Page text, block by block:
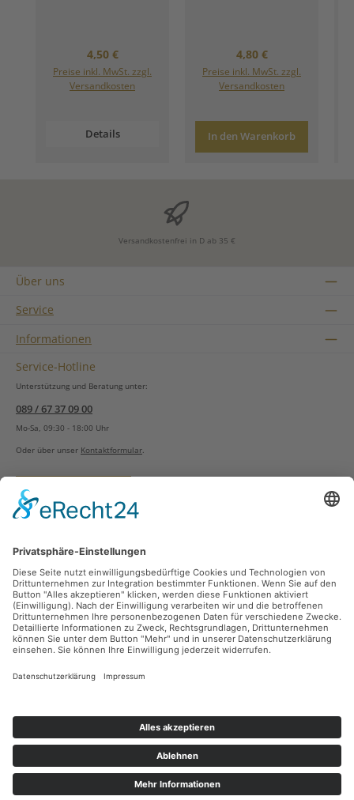
Regulärer Preis:
4,50 €
Preise inkl. MwSt. zzgl.
Versandkosten
Details
Regulärer Preis:
4,80 €
Preise inkl. MwSt. zzgl.
Versandkosten
In den Warenkorb
Versandkostenfrei in D ab 35 €
Über uns
Service
Informationen
Service-Hotline
Unterstützung und Beratung unter:
089 / 67 37 09 00
Mo-Sa, 09:30 - 18:00 Uhr
Oder über unser Kontaktformular
Vertrag widerrufen
Zahlungsarten
Sicher Einkaufen
Ladengeschäft
Newsletter
Facebook Instagram
Alle Preise inkl. gesetzl. Mehrwertsteuer zzgl.
Nachnahmegebühren, wenn nicht anders angegeben.